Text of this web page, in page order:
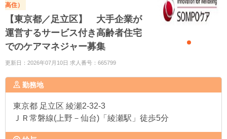
高住）
【東京都／足立区】 大手企業が
運営するサービス付き高齢者住宅
でのケアマネジャー募集
更新日：2026年07月10日 求人番号：665799
勤務地
東京都 足立区 綾瀬2-32-3
ＪＲ常磐線(上野－仙台)「綾瀬駅」徒歩5分